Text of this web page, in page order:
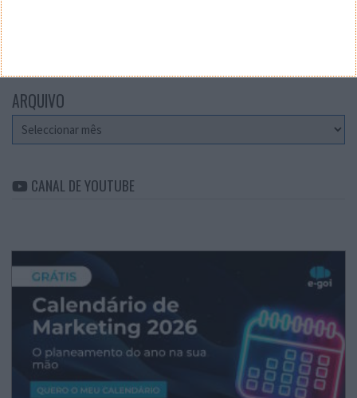
ARQUIVO
Arquivo
CANAL DE YOUTUBE